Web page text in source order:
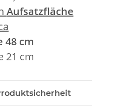
Aufsatzfläche
48 cm
21 cm